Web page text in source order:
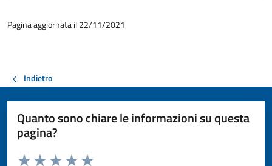
Pagina aggiornata il 22/11/2021
Indietro
Quanto sono chiare le informazioni su questa
pagina?
Valuta da 1 a 5 stelle la pagina